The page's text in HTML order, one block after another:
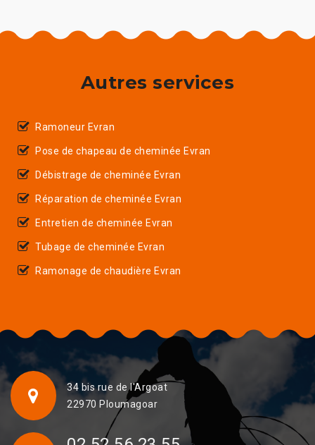
Autres services
Ramoneur Evran
Pose de chapeau de cheminée Evran
Débistrage de cheminée Evran
Réparation de cheminée Evran
Entretien de cheminée Evran
Tubage de cheminée Evran
Ramonage de chaudière Evran
34 bis rue de l'Argoat
22970 Ploumagoar